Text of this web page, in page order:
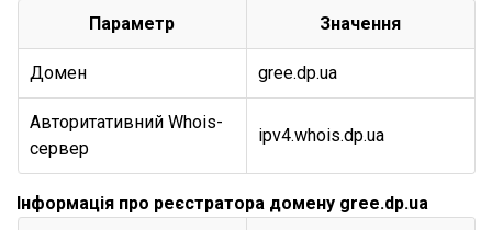
Параметр
Значення
Домен gree.dp.ua
Авторитативний Whois-
сервер
ipv4.whois.dp.ua
Інформація про реєстратора домену gree.dp.ua